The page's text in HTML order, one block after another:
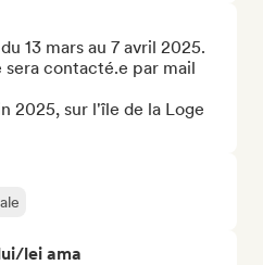
13 mars au 7 avril 2025.
contacté.e par mail
2025, sur l'île de la Loge
lei ama